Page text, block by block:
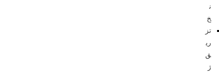
ن
خ
تز
ری
ق
ژ